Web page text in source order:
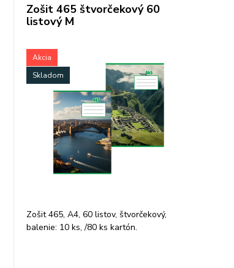
Zošit 465 štvorčekový 60
listový M
Akcia
Skladom
Zošit 465, A4, 60 listov, štvorčekový,
balenie: 10 ks, /80 ks kartón.